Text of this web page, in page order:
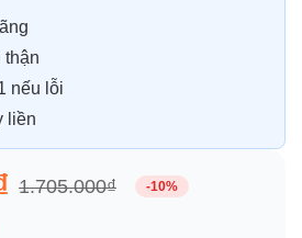
thận
nếu lỗi
liền
1.705.000₫ -10%